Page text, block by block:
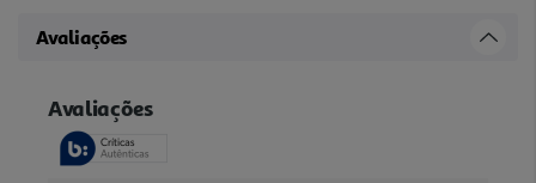
Avaliações